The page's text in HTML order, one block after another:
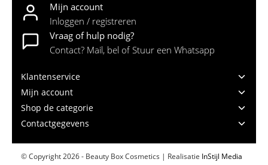
Mijn account
Inloggen / registreren
Vraag of hulp nodig?
Contact? Mail, bel of Stuur een Whatsapp
Klantenservice
Mijn account
Shop de categorie
Contactgegevens
© Copyright 2026 - Beauty Box Cosmetics | Realisatie InStijl Media